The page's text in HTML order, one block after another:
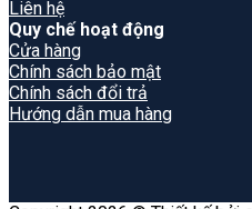
Liên hệ
Quy chế hoạt động
Cửa hàng
Chính sách bảo mật
Chính sách đổi trả
Hướng dẫn mua hàng